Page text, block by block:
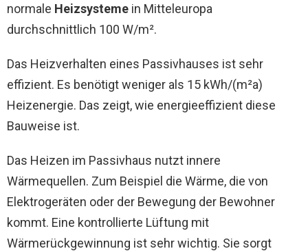
normale Heizsysteme in Mitteleuropa
durchschnittlich 100 W/m².
Das Heizverhalten eines Passivhauses ist sehr
effizient. Es benötigt weniger als 15 kWh/(m²a)
Heizenergie. Das zeigt, wie energieeffizient diese
Bauweise ist.
Das Heizen im Passivhaus nutzt innere
Wärmequellen. Zum Beispiel die Wärme, die von
Elektrogeräten oder der Bewegung der Bewohner
kommt. Eine kontrollierte Lüftung mit
Wärmerückgewinnung ist sehr wichtig. Sie sorgt